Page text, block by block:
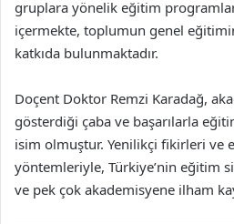
gruplara yönelik eğitim
içermekte, toplumun genel
katkıda bulunmaktadır.
Doçent Doktor Remzi Karadağ,
gösterdiği çaba ve başarılarla
isim olmuştur. Yenilikçi fikirleri ve
yöntemleriyle, Türkiye’nin eğitim
ve pek çok akademisyene ilham